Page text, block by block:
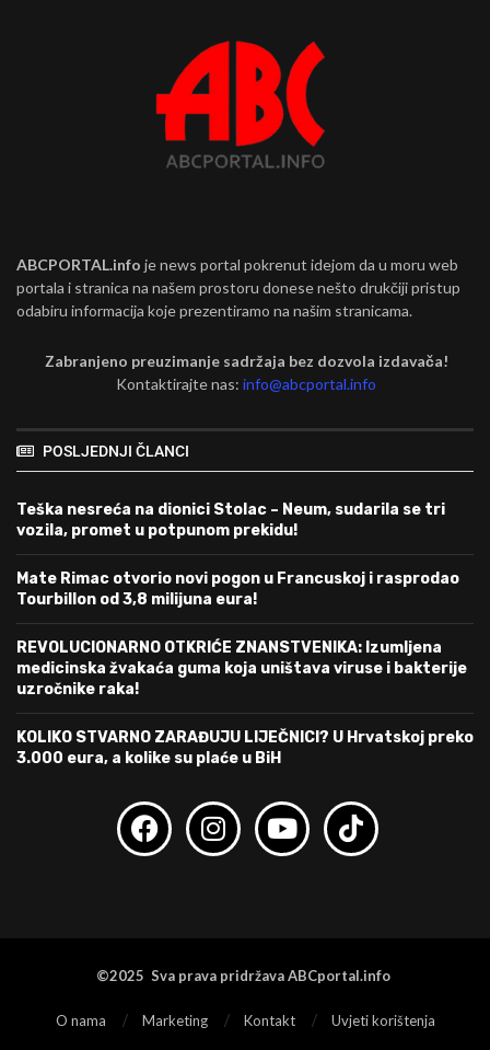
ABCPORTAL.info je news portal pokrenut idejom da u moru web
portala i stranica na našem prostoru donese nešto drukčiji pristup
odabiru informacija koje prezentiramo na našim stranicama.
Zabranjeno preuzimanje sadržaja bez dozvola izdavača!
Kontaktirajte nas:info@abcportal.info
POSLJEDNJI ČLANCI
Teška nesreća na dionici Stolac – Neum, sudarila se tri
vozila, promet u potpunom prekidu!
Mate Rimac otvorio novi pogon u Francuskoj i rasprodao
Tourbillon od 3,8 milijuna eura!
REVOLUCIONARNO OTKRIĆE ZNANSTVENIKA: Izumljena
medicinska žvakaća guma koja uništava viruse i bakterije
uzročnike raka!
KOLIKO STVARNO ZARAĐUJU LIJEČNICI? U Hrvatskoj preko
3.000 eura, a kolike su plaće u BiH
©2025 Sva prava pridržava ABCportal.info
O nama Marketing Kontakt Uvjeti korištenja